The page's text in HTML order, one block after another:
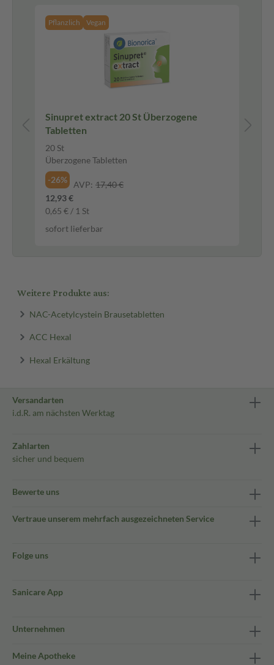
Pflanzlich Vegan
Sinupret extract 20 St Überzogene
Tabletten
20 St
Überzogene Tabletten
-26%
AVP: 17,40 €
12,93 €
0,65 € / 1 St
sofort lieferbar
Weitere Produkte aus:
NAC-Acetylcystein Brausetabletten
ACC Hexal
Hexal Erkältung
Versandarten
i.d.R. am nächsten Werktag
Zahlarten
sicher und bequem
Bewerte uns
Vertraue unserem mehrfach ausgezeichneten Service
Folge uns
Sanicare App
Unternehmen
Meine Apotheke